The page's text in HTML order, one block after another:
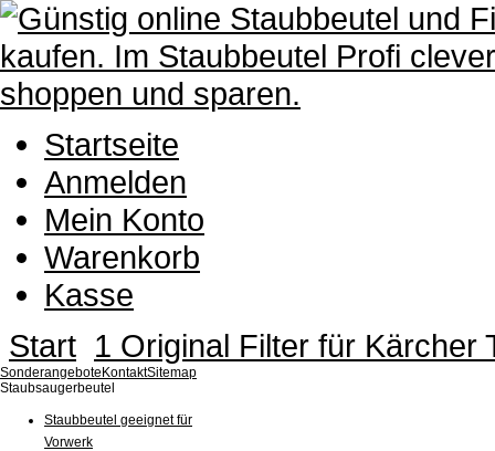
Startseite
Anmelden
Mein Konto
Warenkorb
Kasse
Start 1 Original Filter für
Sonderangebote KontaktSitemap
Staubsaugerbeutel
Staubbeutel geeignet für
Vorwerk